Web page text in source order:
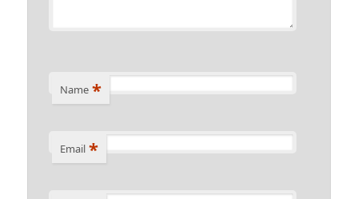
Name *
Email *